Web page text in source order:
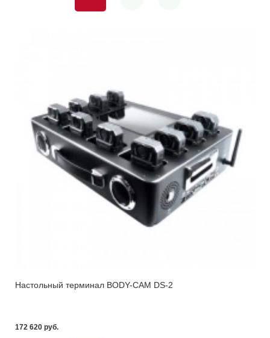
Настольный терминал BODY-CAM DS-2
172 620 pуб.